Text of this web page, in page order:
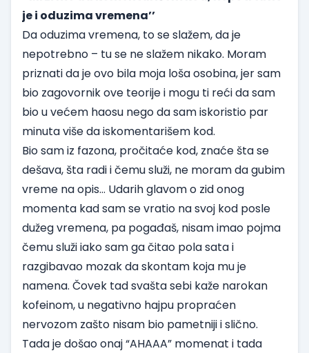
je i oduzima vremena’’
Da oduzima vremena, to se slažem, da je
nepotrebno – tu se ne slažem nikako. Moram
priznati da je ovo bila moja loša osobina, jer sam
bio zagovornik ove teorije i mogu ti reći da sam
bio u većem haosu nego da sam iskoristio par
minuta više da iskomentarišem kod.
Bio sam iz fazona, pročitaće kod, znaće šta se
dešava, šta radi i čemu služi, ne moram da gubim
vreme na opis… Udarih glavom o zid onog
momenta kad sam se vratio na svoj kod posle
dužeg vremena, pa pogađaš, nisam imao pojma
čemu služi iako sam ga čitao pola sata i
razgibavao mozak da skontam koja mu je
namena. Čovek tad svašta sebi kaže narokan
kofeinom, u negativno hajpu propraćen
nervozom zašto nisam bio pametniji i slično.
Tada je došao onaj “AHAAA” momenat i tada